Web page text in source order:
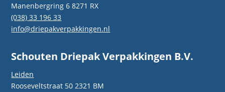
Manenbergring 6 8271 RX
(038) 33 196 33
info@driepakverpakkingen.nl
Schouten Driepak Verpakkingen B.V.
Leiden
Rooseveltstraat 50 2321 BM